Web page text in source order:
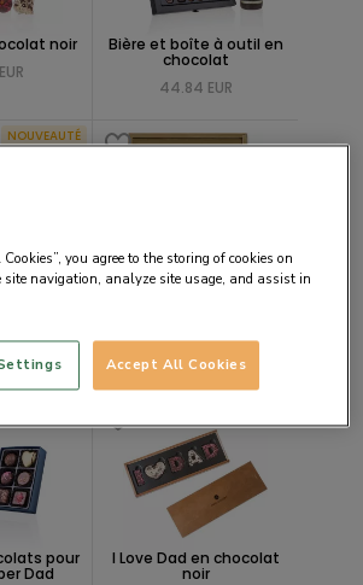
noir
Bière et boîte à outil en
chocolat
44.84 EUR
NOUVEAUTÉ
en Coffret
26.14 EUR
pour
Dad
I Love Dad en chocolat
noir
you agree to the storing of cookies on
site navigation, analyze site usage, and assist in
Accept All Cookies